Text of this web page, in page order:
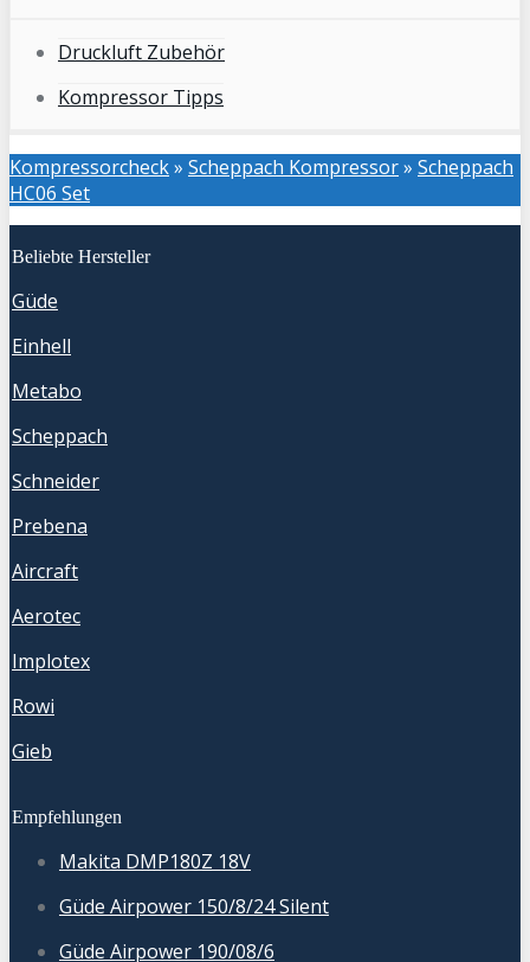
Druckluft Zubehör
Kompressor Tipps
Kompressorcheck» Scheppach Kompressor» Scheppach
HC06 Set
Beliebte Hersteller
Güde
Einhell
Metabo
Scheppach
Schneider
Prebena
Aircraft
Aerotec
Implotex
Rowi
Gieb
Empfehlungen
Makita DMP180Z 18V
Güde Airpower 150/8/24 Silent
Güde Airpower 190/08/6